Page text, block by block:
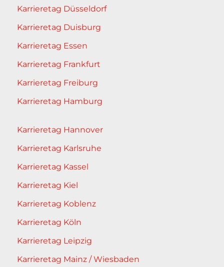
Karrieretag Düsseldorf
Karrieretag Duisburg
Karrieretag Essen
Karrieretag Frankfurt
Karrieretag Freiburg
Karrieretag Hamburg
Karrieretag Hannover
Karrieretag Karlsruhe
Karrieretag Kassel
Karrieretag Kiel
Karrieretag Koblenz
Karrieretag Köln
Karrieretag Leipzig
Karrieretag Mainz / Wiesbaden